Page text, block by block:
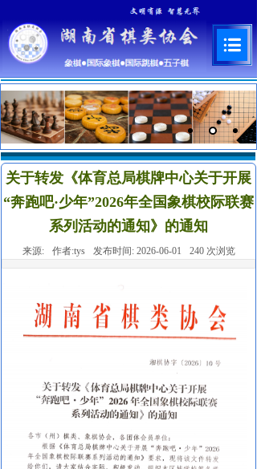
关于转发《体育总局棋牌中心关于开展
“奔跑吧·少年”2026年全国象棋校际联赛
系列活动的通知》的通知
来源: 作者:tys 发布时间: 2026-06-01 240 次浏览